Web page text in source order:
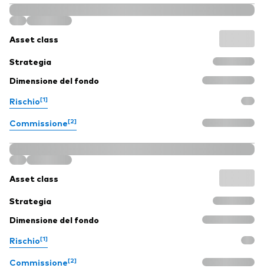
Asset class
Strategia
Dimensione del fondo
Rischio[1]
Commissione[2]
Asset class
Strategia
Dimensione del fondo
Rischio[1]
Commissione[2]